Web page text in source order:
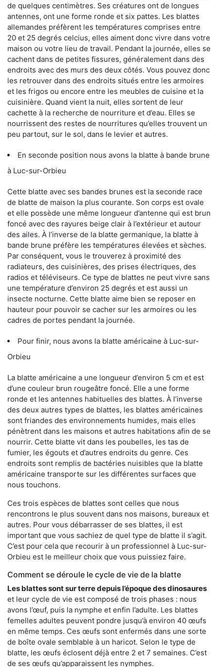
de quelques centimètres. Ses créatures ont de longues
antennes, ont une forme ronde et six pattes. Les blattes
allemandes préfèrent les températures comprises entre
20 et 25 degrés celcius, elles aiment donc vivre dans votre
maison ou votre lieu de travail. Pendant la journée, elles se
cachent dans de petites fissures, généralement dans des
endroits avec des murs des deux côtés. Vous pouvez donc
les retrouver dans des endroits situés entre les armoires
et les frigos ou encore entre les meubles de cuisine et la
cuisinière. Quand vient la nuit, elles sortent de leur
cachette à la recherche de nourriture et d’eau. Elles se
nourrissent des restes de nourritures qu’elles trouvent un
peu partout, sur le sol, dans le levier et autres.
En seconde position nous avons la blatte à bande brune
à Luc-sur-Orbieu
Cette blatte avec ses bandes brunes est la seconde race
de blatte de maison la plus courante. Son corps est ovale
et elle possède une même longueur d’antenne qui est brun
foncé avec des rayures beige clair à l’extérieur et autour
des ailes. À l’inverse de la blatte germanique, la blatte à
bande brune préfère les températures élevées et sèches.
Par conséquent, vous le trouverez à proximité des
radiateurs, des cuisinières, des prises électriques, des
radios et téléviseurs. Ce type de blattes ne peut vivre sans
une température d’environ 25 degrés et est aussi un
insecte nocturne. Cette blatte aime bien se reposer en
hauteur pour pouvoir se cacher sur les armoires ou les
cadres de portes pendant la journée.
Pour finir, nous avons la blatte américaine à Luc-sur-
Orbieu
La blatte américaine a une longueur d’environ 5 cm et est
d’une couleur brun rougeâtre foncé. Elle a une forme
ronde et les antennes habituelles des blattes. À l’inverse
des deux autres types de blattes, les blattes américaines
sont friandes des environnements humides, mais elles
pénètrent dans les maisons et autres habitations afin de se
nourrir. Cette blatte vit dans les poubelles, les tas de
fumier, les égouts et d’autres endroits du genre. Ces
endroits sont remplis de bactéries nuisibles que la blatte
américaine transporte sur les différentes surfaces que
nous touchons.
Ces trois espèces de blattes sont celles que nous
rencontrons le plus souvent dans nos maisons, bureaux et
autres. Pour vous débarrasser de ses blattes, il est
important que vous sachiez de quel type de blatte il s’agit.
C’est pour cela que recourir à un professionnel à Luc-sur-
Orbieu est le meilleur choix que vous puissiez faire.
Comment se déroule le cycle de vie de la blatte
Les blattes sont sur terre depuis l’époque des dinosaures
et leur cycle de vie est composé de trois phases : nous
avons l’œuf, puis la nymphe et enfin l’adulte. Les blattes
femelles adultes peuvent pondre jusqu’à environ 40 œufs
en même temps. Ces œufs sont enfermés dans une sorte
de boîte ovale semblable à un haricot. Selon le type de
blatte, les œufs éclosent déjà entre 2 et 7 semaines. C’est
de ses œufs qu’apparaissent les nymphes.